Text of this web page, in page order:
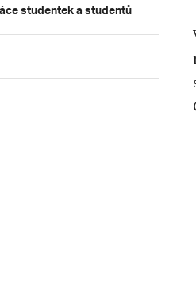
studentek a studentů